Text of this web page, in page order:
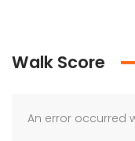
Walk Score
An error occurred